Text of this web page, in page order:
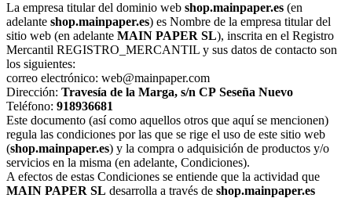
La empresa titular del dominio web shop.mainpaper.es (en
adelante shop.mainpaper.es) es Nombre de la empresa titular del
sitio web (en adelante MAIN PAPER SL), inscrita en el Registro
Mercantil REGISTRO_MERCANTIL y sus datos de contacto son
los siguientes:
correo electrónico: web@mainpaper.com
Dirección: Travesía de la Marga, s/n CP Seseña Nuevo
Teléfono: 918936681
Este documento (así como aquellos otros que aquí se mencionen)
regula las condiciones por las que se rige el uso de este sitio web
(shop.mainpaper.es) y la compra o adquisición de productos y/o
servicios en la misma (en adelante, Condiciones).
A efectos de estas Condiciones se entiende que la actividad que
MAIN PAPER SL desarrolla a través de shop.mainpaper.es